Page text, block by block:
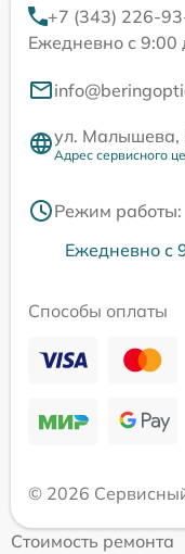
+7 (343) 226-
Ежедневно с 9:00
ул. Малышева,
Адрес сервисного
Режим работы:
Ежедневно с
Способы оплаты
© 2026
Стоимость ремонта